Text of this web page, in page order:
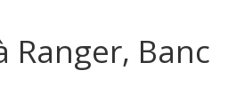
Ranger, Banc